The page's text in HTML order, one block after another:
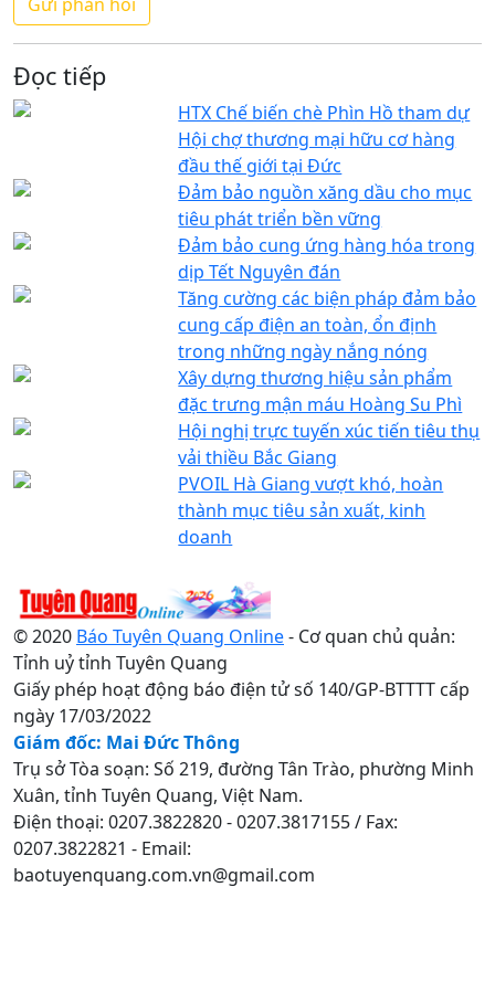
Đọc tiếp
HTX Chế biến chè Phìn Hồ tham dự
Hội chợ thương mại hữu cơ hàng
đầu thế giới tại Đức
Đảm bảo nguồn xăng dầu cho mục
tiêu phát triển bền vững
Đảm bảo cung ứng hàng hóa trong
dịp Tết Nguyên đán
Tăng cường các biện pháp đảm bảo
cung cấp điện an toàn, ổn định
trong những ngày nắng nóng
Xây dựng thương hiệu sản phẩm
đặc trưng mận máu Hoàng Su Phì
Hội nghị trực tuyến xúc tiến tiêu thụ
vải thiều Bắc Giang
PVOIL Hà Giang vượt khó, hoàn
thành mục tiêu sản xuất, kinh
doanh
© 2020 Báo Tuyên Quang Online- Cơ quan chủ quản:
Tỉnh uỷ tỉnh Tuyên Quang
Giấy phép hoạt động báo điện tử số 140/GP-BTTTT cấp
ngày 17/03/2022
Giám đốc: Mai Đức Thông
Trụ sở Tòa soạn: Số 219, đường Tân Trào, phường Minh
Xuân, tỉnh Tuyên Quang, Việt Nam.
Điện thoại: 0207.3822820 - 0207.3817155 / Fax:
0207.3822821 - Email:
baotuyenquang.com.vn@gmail.com